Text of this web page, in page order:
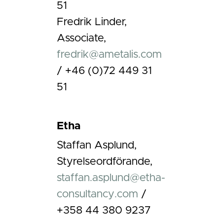
51
Fredrik Linder,
Associate,
fredrik@ametalis.com
/ +46 (0)72 449 31
51
Etha
Staffan Asplund,
Styrelseordförande,
staffan.asplund@etha-
consultancy.com /
+358 44 380 9237